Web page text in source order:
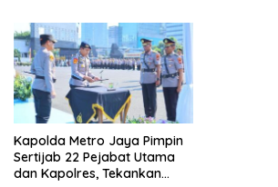
Kapolda Metro Jaya Pimpin
Sertijab 22 Pejabat Utama
dan Kapolres, Tekankan